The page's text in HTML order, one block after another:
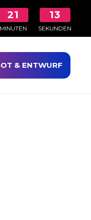
21
MINUTEN
13
SEKUNDEN
& ENTWURF